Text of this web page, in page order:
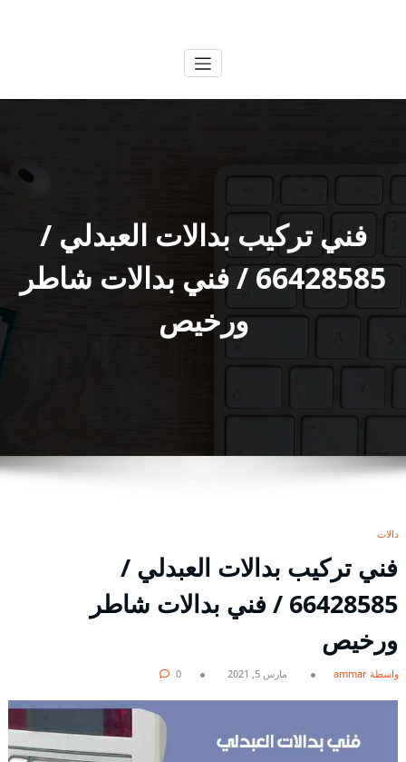
فني تركيب بدالات العبدلي /
66428585 / فني بدالات شاطر
ورخيص
بدالات
فني تركيب بدالات العبدلي /
66428585 / فني بدالات شاطر
ورخيص
بواسطة ammar مارس 5, 2021 0